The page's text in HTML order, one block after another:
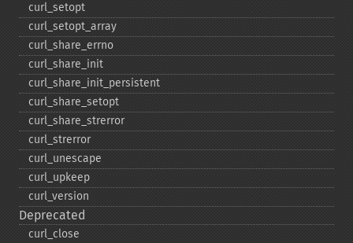
curl_​setopt
curl_​setopt_​array
curl_​share_​errno
curl_​share_​init
curl_​share_​init_​persistent
curl_​share_​setopt
curl_​share_​strerror
curl_​strerror
curl_​unescape
curl_​upkeep
curl_​version
Deprecated
curl_​close